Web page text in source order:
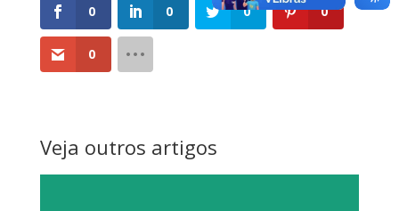
0 0 0 0
0
Veja outros artigos